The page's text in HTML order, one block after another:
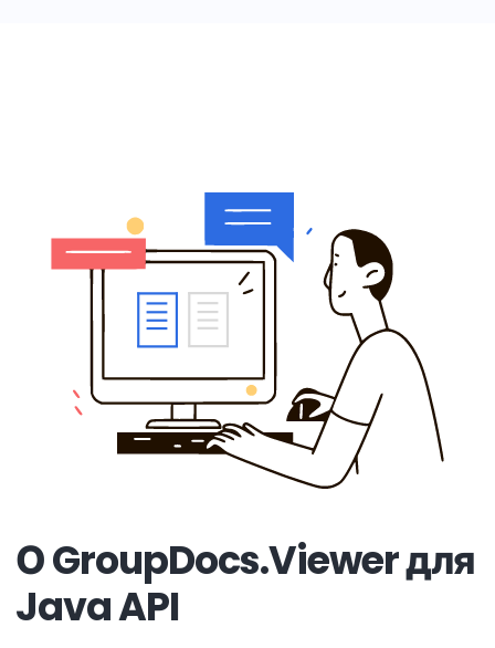
О GroupDocs.Viewer для
Java API